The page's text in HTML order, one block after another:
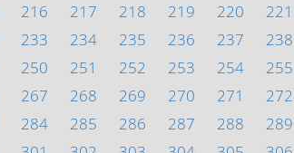
216 217 218 219 220 221
233 234 235 236 237 238
250 251 252 253 254 255
267 268 269 270 271 272
284 285 286 287 288 289